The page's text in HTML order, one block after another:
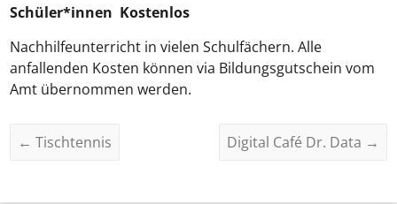
Schüler*innen Kostenlos
Nachhilfeunterricht in vielen Schulfächern. Alle
anfallenden Kosten können via Bildungsgutschein vom
Amt übernommen werden.
← Tischtennis Digital Café Dr. Data →